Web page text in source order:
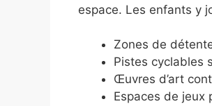
espace. Les enfants y
Zones de
Pistes cyclables
Œuvres d’art
Espaces de jeux